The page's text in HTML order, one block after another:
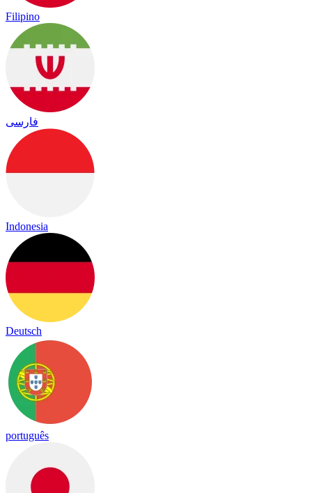
Filipino
فارسی
Indonesia
Deutsch
português